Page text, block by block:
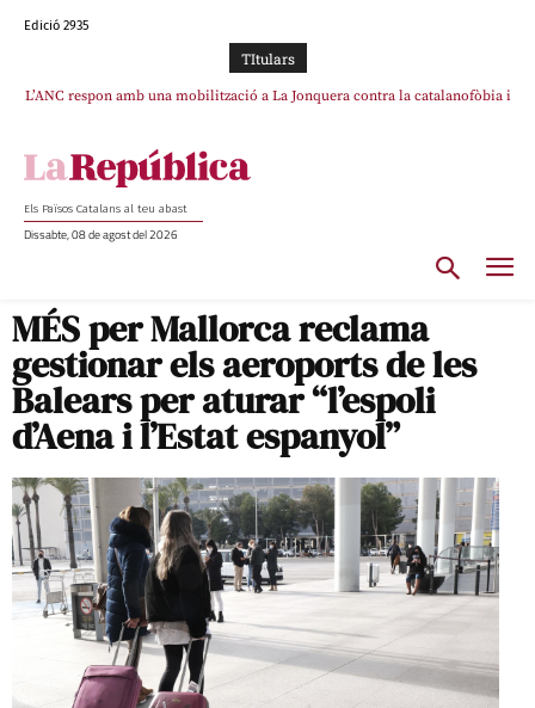
Edició 2935
TItulars
L’ANC respon amb una mobilització a La Jonquera contra la catalanofòbia i
SOS Costa Brava es planta contra la “nefasta” prolongació de la C-32 i
Els Països Catalans al teu abast
Dissabte, 08 de agost del 2026
MÉS per Mallorca reclama
gestionar els aeroports de les
Balears per aturar “l’espoli
d’Aena i l’Estat espanyol”